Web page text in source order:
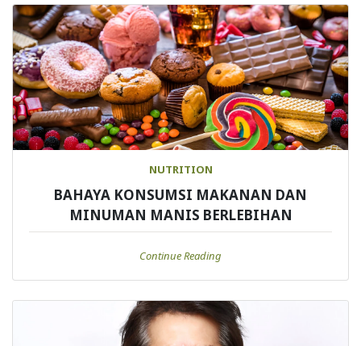
NUTRITION
BAHAYA KONSUMSI MAKANAN DAN
MINUMAN MANIS BERLEBIHAN
Continue Reading